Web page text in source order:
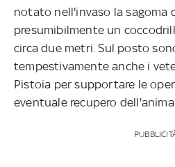
notato nell'invaso la sagoma
presumibilmente un
circa due metri. Sul posto
tempestivamente anche i
Pistoia per supportare le
eventuale recupero